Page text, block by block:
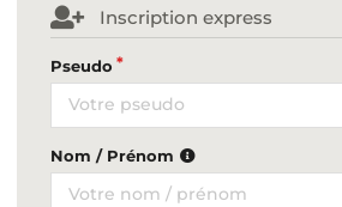
Inscription express
Pseudo
Nom / Prénom